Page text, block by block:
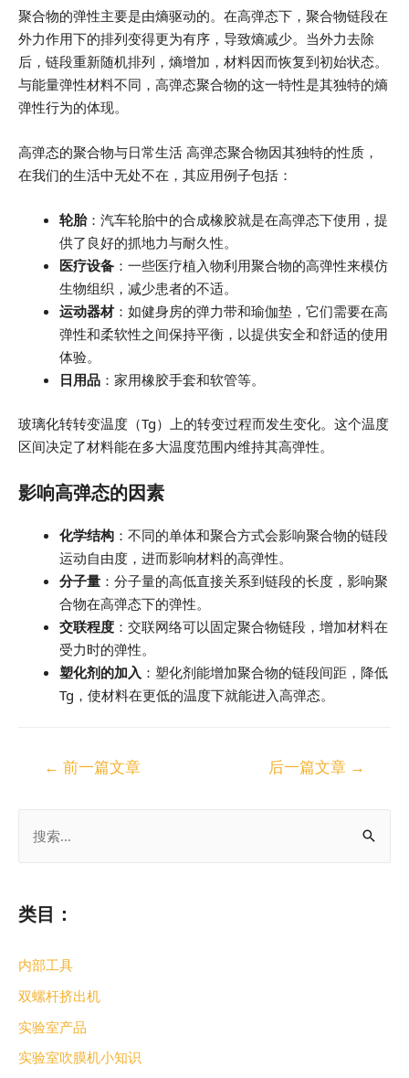
类目：
内部工具
双螺杆挤出机
实验室产品
实验室吹膜机小知识
聚合物的弹性主要是由熵驱动的。在高弹态下，聚合物链段在
外力作用下的排列变得更为有序，导致熵减少。当外力去除
后，链段重新随机排列，熵增加，材料因而恢复到初始状态。
与能量弹性材料不同，高弹态聚合物的这一特性是其独特的熵
弹性行为的体现。
高弹态的聚合物与日常生活 高弹态聚合物因其独特的性质，
在我们的生活中无处不在，其应用例子包括：
轮胎：汽车轮胎中的合成橡胶就是在高弹态下使用，提
供了良好的抓地力与耐久性。
医疗设备 ：一些医疗植入物利用聚合物的高弹性来模仿
生物组织，减少患者的不适。
运动器材：如健身房的弹力带和瑜伽垫，它们需要在高
弹性和柔软性之间保持平衡，以提供安全和舒适的使用
体验。
日用品 ：家用橡胶手套和软管等。
玻璃化转转变温度（Tg）上的转变过程而发生变化。这个温度
区间决定了材料能在多大温度范围内维持其高弹性。
影响高弹态的因素
化学结构 ：不同的单体和聚合方式会影响聚合物的链段
运动自由度，进而影响材料的高弹性。
分子量 ：分子量的高低直接关系到链段的长度，影响聚
合物在高弹态下的弹性。
交联程度 ：交联网络可以固定聚合物链段，增加材料在
受力时的弹性。
塑化剂的加入 ：塑化剂能增加聚合物的链段间距，降低
Tg，使材料在更低的温度下就能进入高弹态。
← 前一篇文章 后一篇文章 →